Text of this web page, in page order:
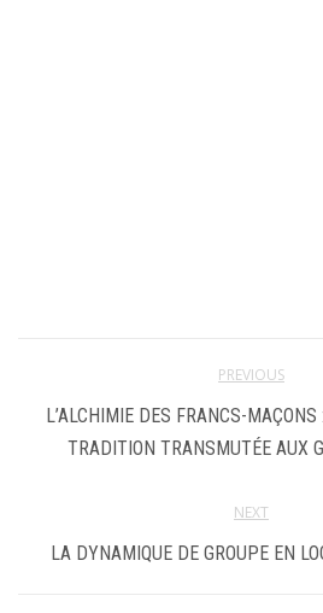
PREVIOUS
L’ALCHIMIE DES FRANCS-MAÇONS
TRADITION TRANSMUTÉE AUX
NEXT
LA DYNAMIQUE DE GROUPE EN